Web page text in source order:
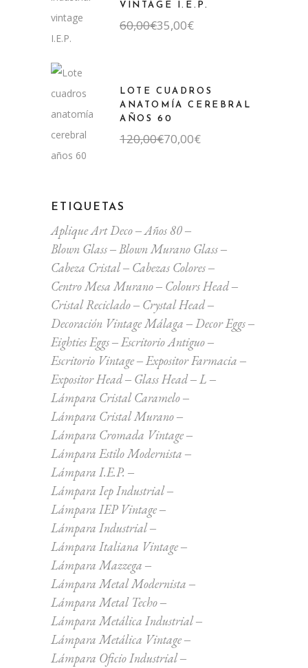
VINTAGE I.E.P.
60,00€
El
precio
35,00€
El
precio
LOTE CUADROS
ANATOMÍA CEREBRAL
AÑOS 60
120,00€
El
precio
70,00€
El
precio
ETIQUETAS
Aplique Art Deco
Años 80
Blown Glass
Blown Murano Glass
Cabeza Cristal
Cabezas Colores
Centro Mesa Murano
Colours Head
Cristal Reciclado
Crystal Head
Decoración Vintage Málaga
Decor Eggs
Eighties Eggs
Escritorio Antiguo
Escritorio Vintage
Expositor Farmacia
Expositor Head
Glass Head
L
Lámpara Cristal Caramelo
Lámpara Cristal Murano
Lámpara Cromada Vintage
Lámpara Estilo Modernista
Lámpara I.E.P.
Lámpara Iep Industrial
Lámpara IEP Vintage
Lámpara Industrial
Lámpara Italiana Vintage
Lámpara Mazzega
Lámpara Metal Modernista
Lámpara Metal Techo
Lámpara Metálica Industrial
Lámpara Metálica Vintage
Lámpara Oficio Industrial